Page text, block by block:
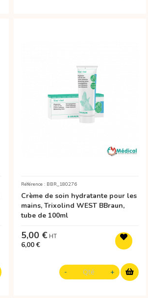
Référence : BBR_180276
Crème de soin hydratante pour les
mains, Trixolind WEST BBraun,
tube de 100ml
5,00 €
6,00 €